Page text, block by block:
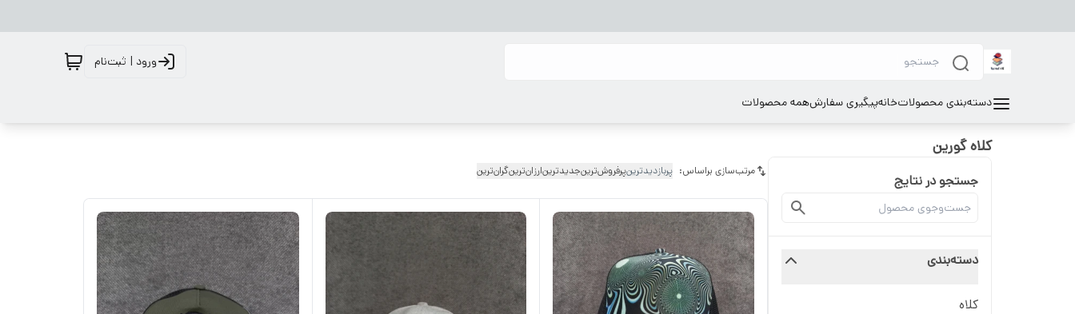
ورود | ثبت‌نام
دسته‌بندی محصولاتخانهپیگیری سفارشهمه محصولات
کلاه گورین
جستجو در نتایج
دسته‌بندی
کلاه
مرتب‌سازی براساس: پربازدیدترینپرفروش‌ترینجدیدترینارزان‌ترینگران‌ترین